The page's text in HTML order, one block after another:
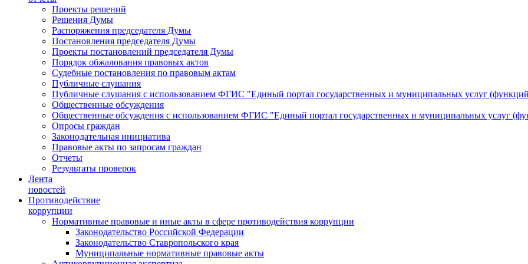
Проекты решений
Решения Думы
Распоряжения председателя Думы
Постановления председателя Думы
Проекты постановлений председателя Думы
Порядок обжалования правовых актов
Судебные постановления по правовым актам
Публичные слушания
Публичные слушания с использованием ФГИС "Единый портал государственных и муниципальных услуг
Общественные обсуждения
Общественные обсуждения с использованием ФГИС "Единый портал государственных и муниципальных услуг
Опросы граждан
Законодательная инициатива
Правовые акты по запросам граждан
Отчеты
Результаты проверок
Лента
новостей
Противодействие
коррупции
Нормативные правовые и иные акты в сфере противодействия коррупции
Законодательство Российской Федерации
Законодательство Ставропольского края
Муниципальные нормативные правовые акты